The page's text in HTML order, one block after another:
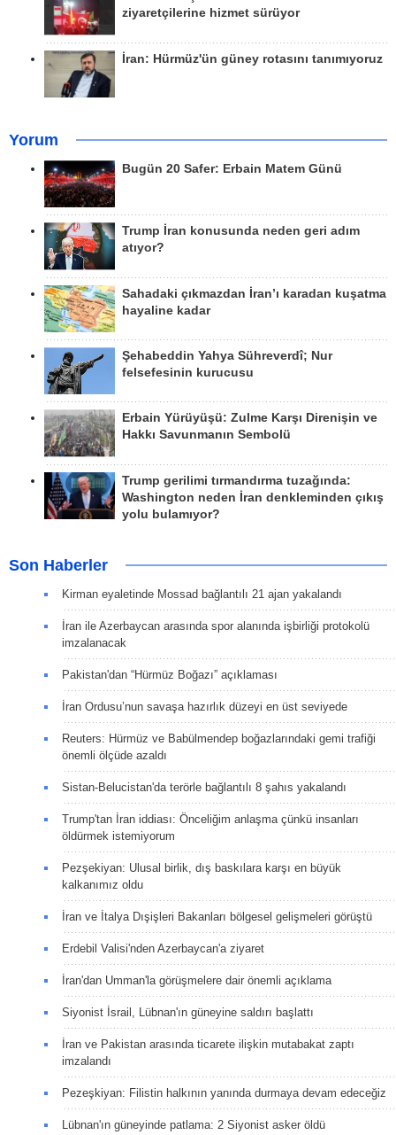
ziyaretçilerine hizmet sürüyor
İran: Hürmüz'ün güney rotasını tanımıyoruz
Yorum
Bugün 20 Safer: Erbain Matem Günü
Trump İran konusunda neden geri adım
atıyor?
Sahadaki çıkmazdan İran’ı karadan kuşatma
hayaline kadar
Şehabeddin Yahya Sühreverdî; Nur
felsefesinin kurucusu
Erbain Yürüyüşü: Zulme Karşı Direnişin ve
Hakkı Savunmanın Sembolü
Trump gerilimi tırmandırma tuzağında:
Washington neden İran denkleminden çıkış
yolu bulamıyor?
Son Haberler
Kirman eyaletinde Mossad bağlantılı 21 ajan yakalandı
İran ile Azerbaycan arasında spor alanında işbirliği protokolü
imzalanacak
Pakistan'dan “Hürmüz Boğazı” açıklaması
İran Ordusu’nun savaşa hazırlık düzeyi en üst seviyede
Reuters: Hürmüz ve Babülmendep boğazlarındaki gemi trafiği
önemli ölçüde azaldı
Sistan-Belucistan'da terörle bağlantılı 8 şahıs yakalandı
Trump'tan İran iddiası: Önceliğim anlaşma çünkü insanları
öldürmek istemiyorum
Pezşekiyan: Ulusal birlik, dış baskılara karşı en büyük
kalkanımız oldu
İran ve İtalya Dışişleri Bakanları bölgesel gelişmeleri görüştü
Erdebil Valisi'nden Azerbaycan'a ziyaret
İran'dan Umman'la görüşmelere dair önemli açıklama
Siyonist İsrail, Lübnan'ın güneyine saldırı başlattı
İran ve Pakistan arasında ticarete ilişkin mutabakat zaptı
imzalandı
Pezeşkiyan: Filistin halkının yanında durmaya devam edeceğiz
Lübnan'ın güneyinde patlama: 2 Siyonist asker öldü